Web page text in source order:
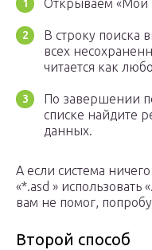
Открываем «Мой
В строку поиска
всех
читается как
По завершении
списке найдите
данных.
А если система
«*.asd » использовать
вам не помог,
Второй способ